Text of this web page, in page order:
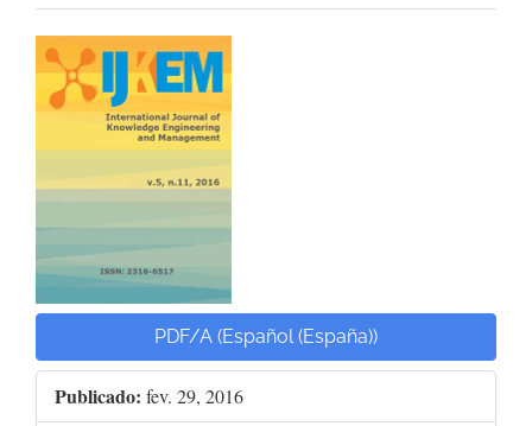
Barra
lateral
de
artigos
PDF/A (Español (España))
Publicado: fev. 29, 2016